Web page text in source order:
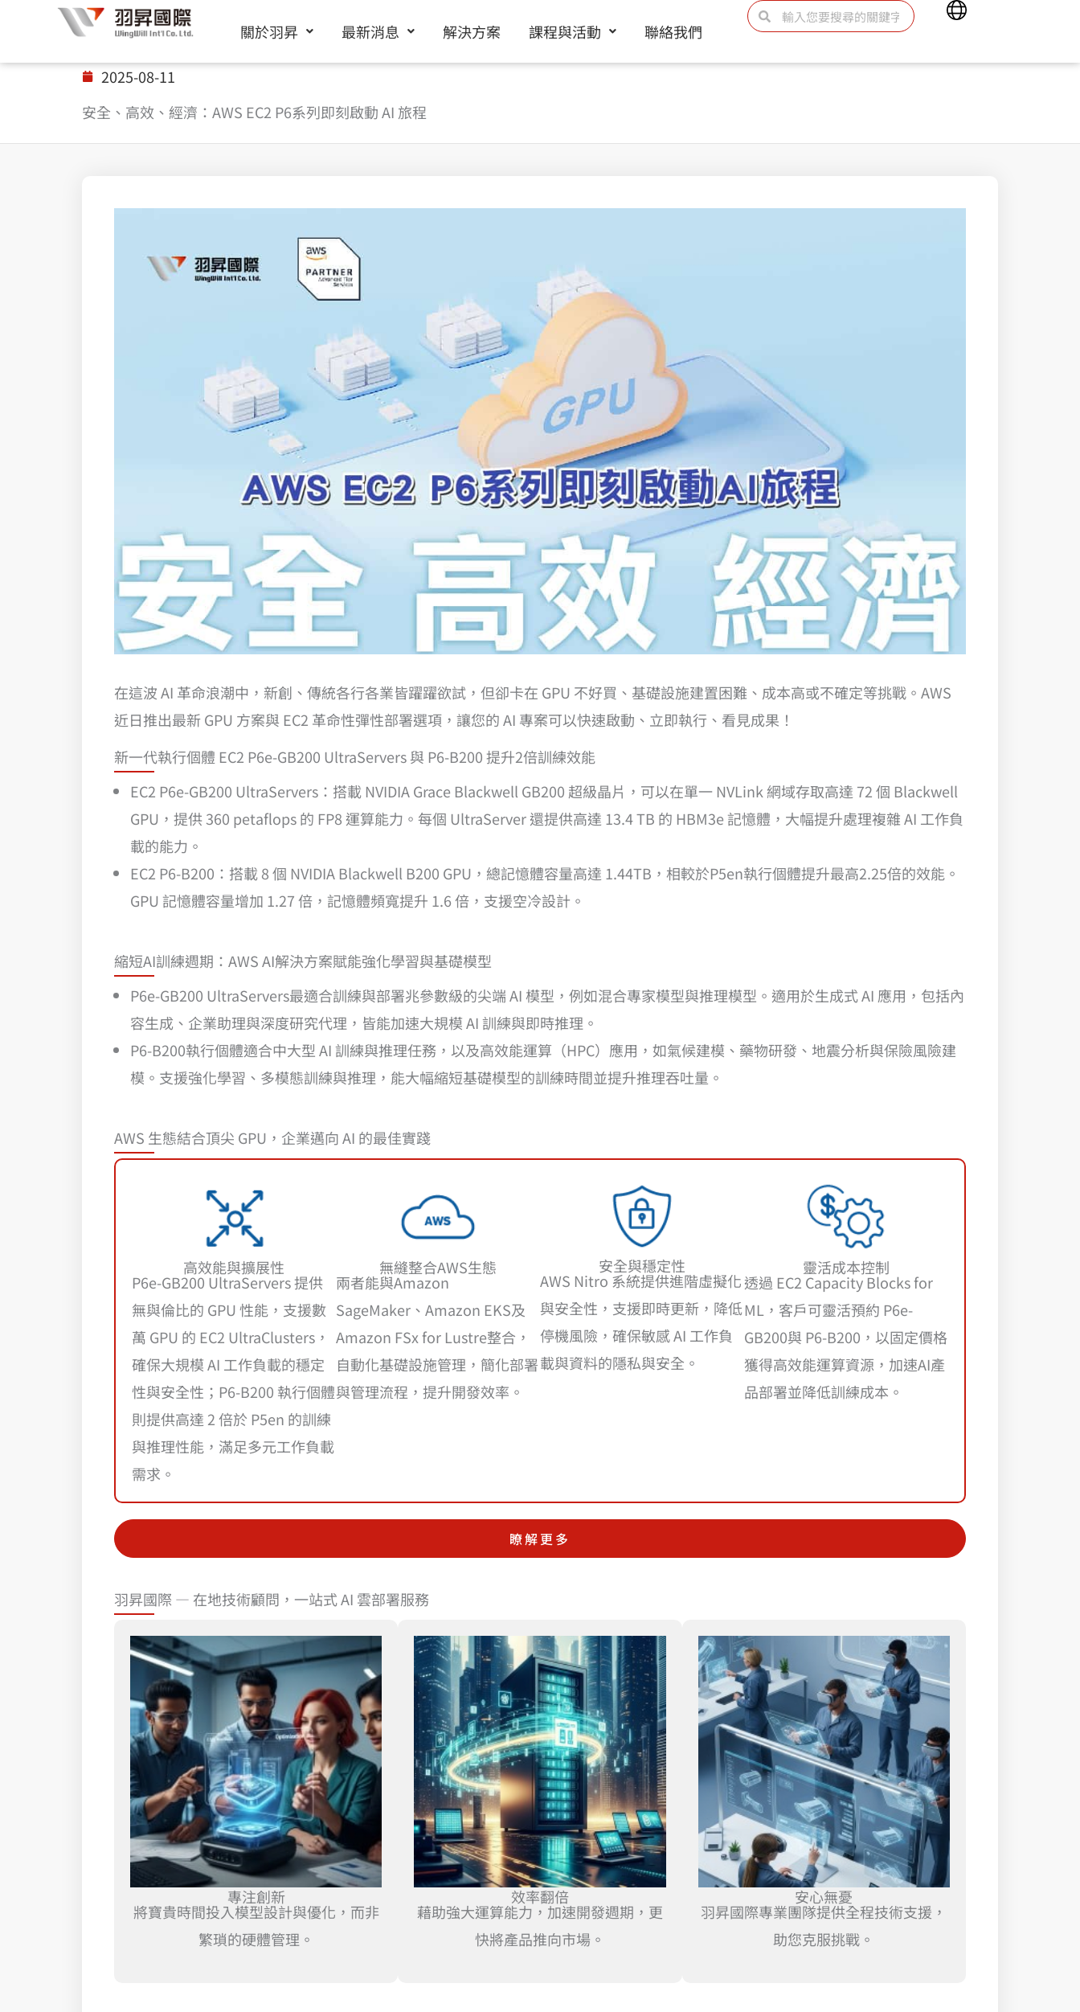
主
關於羽昇 最新消息 解決方案 課程與活動 聯絡我們
搜
Main
2025-08-11
安全、高效、經濟：AWS EC2 P6系列即刻啟動 AI 旅程
在這波 AI 革命浪潮中，新創、傳統各行各業皆躍躍欲試，但卻卡在 GPU 不好買、基礎設施建置困難、成本高或不確定等挑戰。AWS
近日推出最新 GPU 方案與 EC2 革命性彈性部署選項，讓您的 AI 專案可以快速啟動、立即執行、看見成果！
新一代執行個體 EC2 P6e-GB200 UltraServers 與 P6-B200 提升2倍訓練效能
EC2 P6e-GB200 UltraServers：搭載 NVIDIA Grace Blackwell GB200 超級晶片，可以在單一 NVLink 網域存取高達 72 個 Blackwell
GPU，提供 360 petaflops 的 FP8 運算能力。每個 UltraServer 還提供高達 13.4 TB 的 HBM3e 記憶體，大幅提升處理複雜 AI 工作負
載的能力。
EC2 P6-B200：搭載 8 個 NVIDIA Blackwell B200 GPU，總記憶體容量高達 1.44TB，相較於P5en執行個體提升最高2.25倍的效能。
GPU 記憶體容量增加 1.27 倍，記憶體頻寬提升 1.6 倍，支援空冷設計。
縮短AI訓練週期：AWS AI解決方案賦能強化學習與基礎模型
P6e-GB200 UltraServers最適合訓練與部署兆參數級的尖端 AI 模型，例如混合專家模型與推理模型。適用於生成式 AI 應用，包括內
容生成、企業助理與深度研究代理，皆能加速大規模 AI 訓練與即時推理。
P6-B200執行個體適合中大型 AI 訓練與推理任務，以及高效能運算（HPC）應用，如氣候建模、藥物研發、地震分析與保險風險建
模。支援強化學習、多模態訓練與推理，能大幅縮短基礎模型的訓練時間並提升推理吞吐量。
AWS 生態結合頂尖 GPU，企業邁向 AI 的最佳實踐
高效能與擴展性
P6e-GB200 UltraServers 提供
無與倫比的 GPU 性能，支援數
萬 GPU 的 EC2 UltraClusters，
確保大規模 AI 工作負載的穩定
性與安全性；P6-B200 執行個體
則提供高達 2 倍於 P5en 的訓練
與推理性能，滿足多元工作負載
需求。
無縫整合AWS生態
兩者能與Amazon
SageMaker、Amazon EKS及
Amazon FSx for Lustre整合，
自動化基礎設施管理，簡化部署
與管理流程，提升開發效率。
安全與穩定性
AWS Nitro 系統提供進階虛擬化
與安全性，支援即時更新，降低
停機風險，確保敏感 AI 工作負
載與資料的隱私與安全。
靈活成本控制
透過 EC2 Capacity Blocks for
ML，客戶可靈活預約 P6e-
GB200與 P6-B200，以固定價格
獲得高效能運算資源，加速AI產
品部署並降低訓練成本。
瞭解更多
羽昇國際 — 在地技術顧問，一站式 AI 雲部署服務
專注創新
將寶貴時間投入模型設計與優化，而非
繁瑣的硬體管理。
效率翻倍
藉助強大運算能力，加速開發週期，更
快將產品推向市場。
安心無憂
羽昇國際專業團隊提供全程技術支援，
助您克服挑戰。